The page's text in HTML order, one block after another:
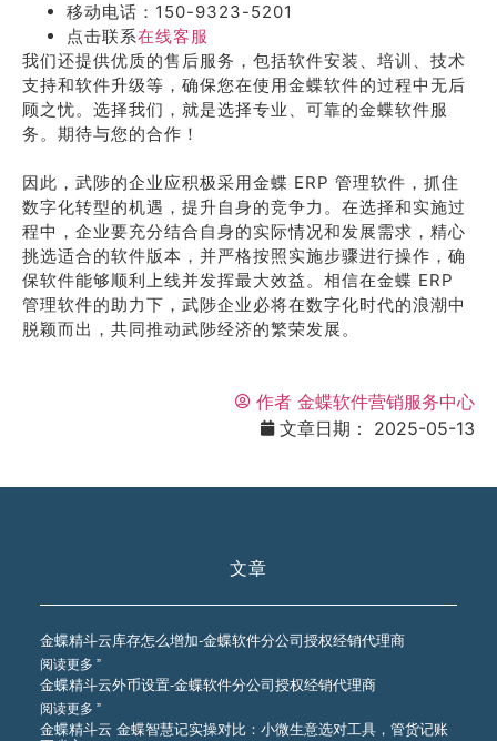
移动电话：150-9323-5201
点击联系在线客服
我们还提供优质的售后服务，包括软件安装、培训、技术
支持和软件升级等，确保您在使用金蝶软件的过程中无后
顾之忧。选择我们，就是选择专业、可靠的金蝶软件服
务。期待与您的合作！
因此，武陟的企业应积极采用金蝶 ERP 管理软件，抓住
数字化转型的机遇，提升自身的竞争力。在选择和实施过
程中，企业要充分结合自身的实际情况和发展需求，精心
挑选适合的软件版本，并严格按照实施步骤进行操作，确
保软件能够顺利上线并发挥最大效益。相信在金蝶 ERP
管理软件的助力下，武陟企业必将在数字化时代的浪潮中
脱颖而出，共同推动武陟经济的繁荣发展。
作者 金蝶软件营销服务中心
文章日期：
2025-05-13
文章
金蝶精斗云库存怎么增加-金蝶软件分公司授权经销代理商
阅读更多 ”
金蝶精斗云外币设置-金蝶软件分公司授权经销代理商
阅读更多 ”
金蝶精斗云 金蝶智慧记实操对比：小微生意选对工具，管货记账